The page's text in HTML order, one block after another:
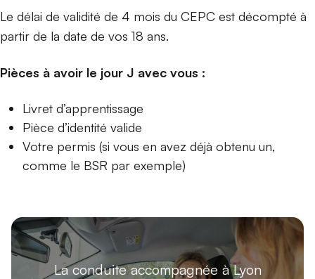
Le délai de validité de 4 mois du CEPC est décompté à
partir de la date de vos 18 ans.
Pièces à avoir le jour J avec vous :
Livret d’apprentissage
Pièce d’identité valide
Votre permis (si vous en avez déjà obtenu un,
comme le BSR par exemple)
La conduite accompagnée à Lyon